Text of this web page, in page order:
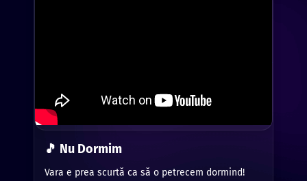
🎵 Nu Dormim
Vara e prea scurtă ca să o petrecem dormind!